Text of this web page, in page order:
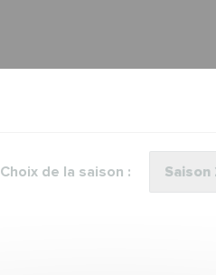
Choix de la saison :